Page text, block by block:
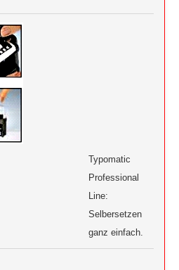
Typomatic
Professional
Line:
Selbersetzen
ganz einfach.